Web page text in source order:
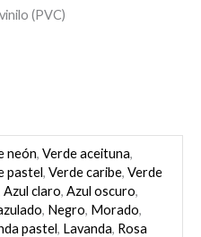
(PVC)
neón, Verde aceituna,
pastel, Verde caribe, Verde
Azul claro, Azul oscuro,
, Negro, Morado,
pastel, Lavanda, Rosa